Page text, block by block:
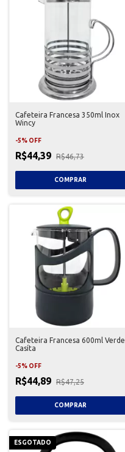
Cafeteira Francesa 350ml Inox
Wincy
-5% OFF
R$44,39 R$46,73
Cafeteira Francesa 600ml Verde
Casíta
-5% OFF
R$44,89 R$47,25
ESGOTADO